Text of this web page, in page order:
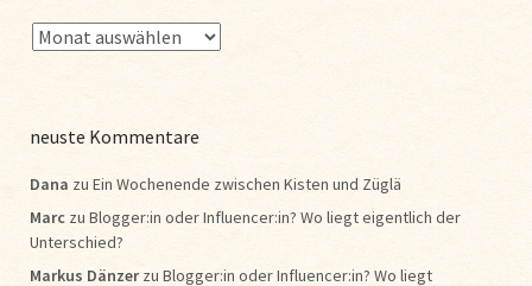
neuste Kommentare
Dana zu Ein Wochenende zwischen Kisten und Züglä
Marc zu Blogger:in oder Influencer:in? Wo liegt eigentlich der
Unterschied?
Markus Dänzerzu Blogger:in oder Influencer:in? Wo liegt